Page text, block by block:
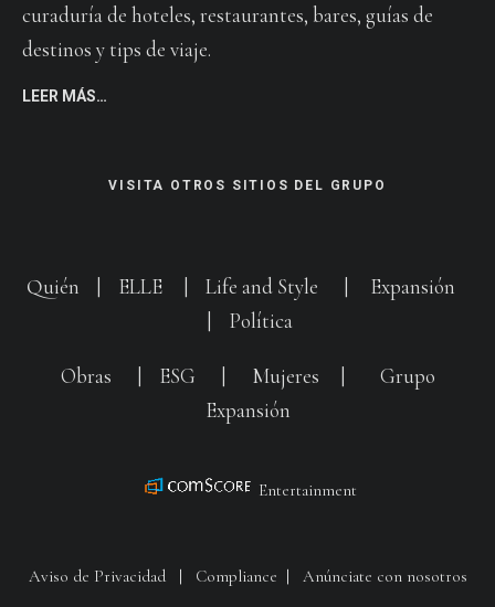
curaduría de hoteles, restaurantes, bares, guías de
destinos y tips de viaje.
LEER MÁS…
VISITA OTROS SITIOS DEL GRUPO
Quién ELLE Life and Style
Expansión
Política
Obras ESG Mujeres
Grupo
Expansión
Entertainment
Aviso de Privacidad| Compliance | Anúnciate con nosotros